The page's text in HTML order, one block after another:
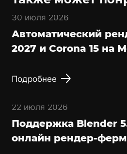
30 июля 2026
Автоматический
2027 и Corona 15 на
Подробнее
22 июля 2026
Поддержка Blender
онлайн рендер-